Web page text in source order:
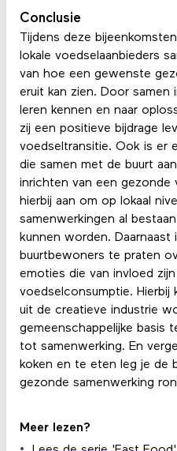
Conclusie
Tijdens deze
lokale voedselaanbieders
van hoe een gewenste
eruit kan zien. Door samen
leren kennen en naar
zij een positieve bijdrage
voedseltransitie. Ook is er
die samen met de buurt
inrichten van een gezonde
hierbij aan om op lokaal
samenwerkingen al
kunnen worden. Daarnaast
buurtbewoners te praten
emoties die van invloed
voedselconsumptie.
uit de creatieve industrie
gemeenschappelijke basis
tot samenwerking. En
koken en te eten leg je de
gezonde samenwerking
Meer lezen?